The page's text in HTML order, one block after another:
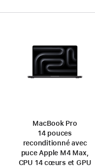
MacBook Pro
14 pouces
reconditionné avec
puce Apple M4 Max,
CPU 14 cœurs et GPU